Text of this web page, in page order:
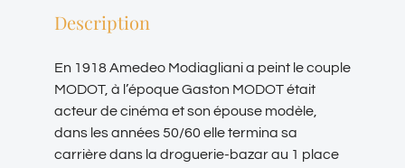
Description
En 1918 Amedeo Modiagliani a peint le couple
MODOT, à l’époque Gaston MODOT était
acteur de cinéma et son épouse modèle,
dans les années 50/60 elle termina sa
carrière dans la droguerie-bazar au 1 place